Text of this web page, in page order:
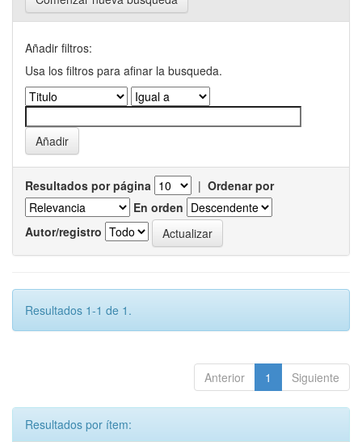
Añadir filtros:
Usa los filtros para afinar la busqueda.
Resultados por página | Ordenar por
En orden
Autor/registro
Resultados 1-1 de 1.
Anterior 1 Siguiente
Resultados por ítem: